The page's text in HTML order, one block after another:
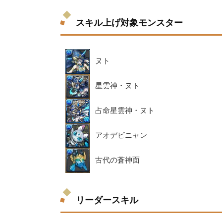
スキル上げ対象モンスター
ヌト
星雲神・ヌト
占命星雲神・ヌト
アオデビニャン
古代の蒼神面
リーダースキル